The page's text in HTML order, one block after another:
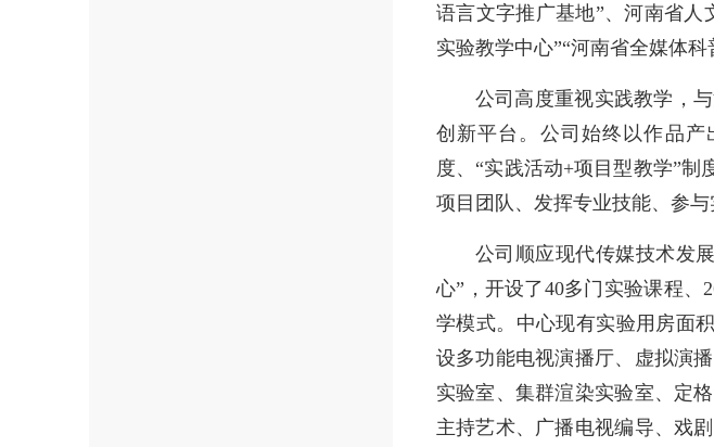
语言文字推广基地”、河南省人
实验教学中心”“河南省全媒体
公司高度重视实践教学，
创新平台。公司始终以作品产
度、“实践活动+项目型教学”制
项目团队、发挥专业技能、参
公司顺应现代传媒技术发
心”，开设了40多门实验课程、
学模式。中心现有实验用房面
设多功能电视演播厅、虚拟演
实验室、集群渲染实验室、定
主持艺术、广播电视编导、戏